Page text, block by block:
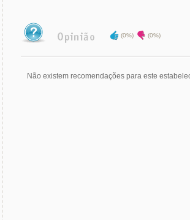
(0%) (0%)
Não existem recomendações para este